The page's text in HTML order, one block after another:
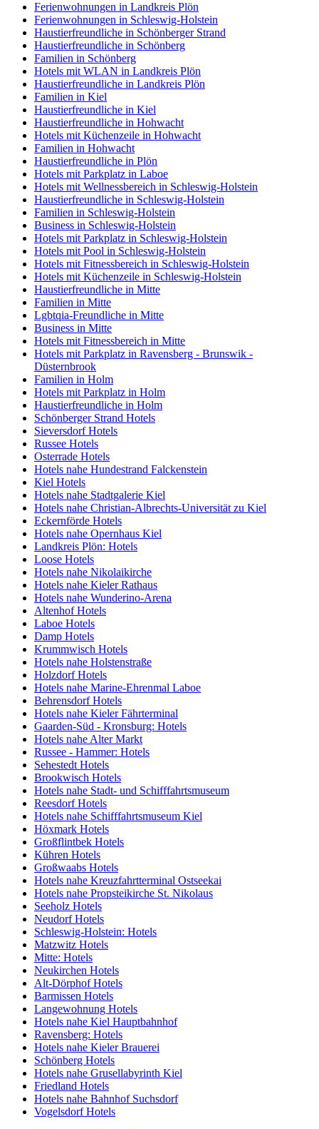
Ferienwohnungen in Landkreis Plön
Ferienwohnungen in Schleswig-Holstein
Haustierfreundliche in Schönberger Strand
Haustierfreundliche in Schönberg
Familien in Schönberg
Hotels mit WLAN in Landkreis Plön
Haustierfreundliche in Landkreis Plön
Familien in Kiel
Haustierfreundliche in Kiel
Haustierfreundliche in Hohwacht
Hotels mit Küchenzeile in Hohwacht
Familien in Hohwacht
Haustierfreundliche in Plön
Hotels mit Parkplatz in Laboe
Hotels mit Wellnessbereich in Schleswig-Holstein
Haustierfreundliche in Schleswig-Holstein
Familien in Schleswig-Holstein
Business in Schleswig-Holstein
Hotels mit Parkplatz in Schleswig-Holstein
Hotels mit Pool in Schleswig-Holstein
Hotels mit Fitnessbereich in Schleswig-Holstein
Hotels mit Küchenzeile in Schleswig-Holstein
Haustierfreundliche in Mitte
Familien in Mitte
Lgbtqia-Freundliche in Mitte
Business in Mitte
Hotels mit Fitnessbereich in Mitte
Hotels mit Parkplatz in Ravensberg - Brunswik -
Düsternbrook
Familien in Holm
Hotels mit Parkplatz in Holm
Haustierfreundliche in Holm
Schönberger Strand Hotels
Sieversdorf Hotels
Russee Hotels
Osterrade Hotels
Hotels nahe Hundestrand Falckenstein
Kiel Hotels
Hotels nahe Stadtgalerie Kiel
Hotels nahe Christian-Albrechts-Universität zu Kiel
Eckernförde Hotels
Hotels nahe Opernhaus Kiel
Landkreis Plön: Hotels
Loose Hotels
Hotels nahe Nikolaikirche
Hotels nahe Kieler Rathaus
Hotels nahe Wunderino-Arena
Altenhof Hotels
Laboe Hotels
Damp Hotels
Krummwisch Hotels
Hotels nahe Holstenstraße
Holzdorf Hotels
Hotels nahe Marine-Ehrenmal Laboe
Behrensdorf Hotels
Hotels nahe Kieler Fährterminal
Gaarden-Süd - Kronsburg: Hotels
Hotels nahe Alter Markt
Russee - Hammer: Hotels
Sehestedt Hotels
Brookwisch Hotels
Hotels nahe Stadt- und Schifffahrtsmuseum
Reesdorf Hotels
Hotels nahe Schifffahrtsmuseum Kiel
Höxmark Hotels
Großflintbek Hotels
Kühren Hotels
Großwaabs Hotels
Hotels nahe Kreuzfahrtterminal Ostseekai
Hotels nahe Propsteikirche St. Nikolaus
Seeholz Hotels
Neudorf Hotels
Schleswig-Holstein: Hotels
Matzwitz Hotels
Mitte: Hotels
Neukirchen Hotels
Alt-Dörphof Hotels
Barmissen Hotels
Langewohnung Hotels
Hotels nahe Kiel Hauptbahnhof
Ravensberg: Hotels
Hotels nahe Kieler Brauerei
Schönberg Hotels
Hotels nahe Grusellabyrinth Kiel
Friedland Hotels
Hotels nahe Bahnhof Suchsdorf
Vogelsdorf Hotels